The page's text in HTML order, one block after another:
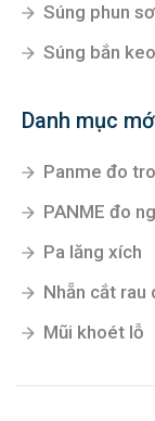
Súng phun
Súng bắn keo
Danh mục
Panme đo
PANME đo
Pa lăng xích
Nhẵn cắt rau
Mũi khoét lỗ